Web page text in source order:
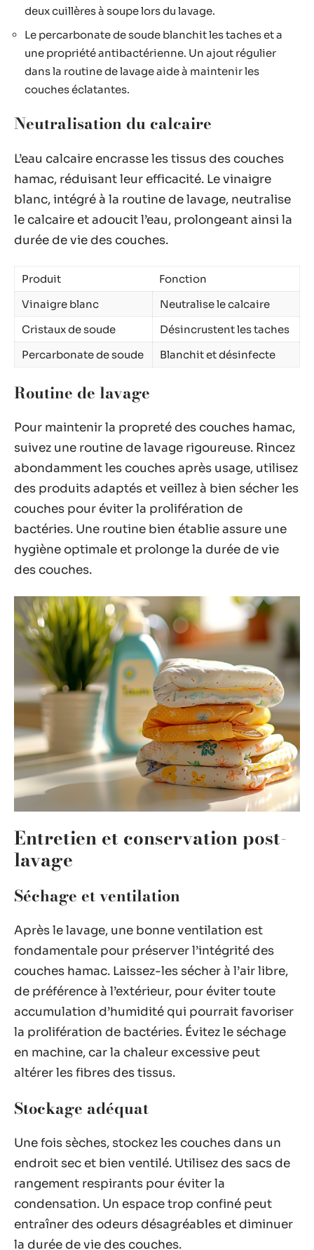
deux cuillères à soupe lors du lavage.
Le percarbonate de soude blanchit les taches et a
une propriété antibactérienne. Un ajout régulier
dans la routine de lavage aide à maintenir les
couches éclatantes.
Neutralisation du calcaire
L’eau calcaire encrasse les tissus des couches
hamac, réduisant leur efficacité. Le vinaigre
blanc, intégré à la routine de lavage, neutralise
le calcaire et adoucit l’eau, prolongeant ainsi la
durée de vie des couches.
Produit
Fonction
Vinaigre blanc
Neutralise le calcaire
Cristaux de soude
Désincrustent les taches
Percarbonate de soude
Blanchit et désinfecte
Routine de lavage
Pour maintenir la propreté des couches hamac,
suivez une routine de lavage rigoureuse. Rincez
abondamment les couches après usage, utilisez
des produits adaptés et veillez à bien sécher les
couches pour éviter la prolifération de
bactéries. Une routine bien établie assure une
hygiène optimale et prolonge la durée de vie
des couches.
Entretien et conservation post-
lavage
Séchage et ventilation
Après le lavage, une bonne ventilation est
fondamentale pour préserver l’intégrité des
couches hamac. Laissez-les sécher à l’air libre,
de préférence à l’extérieur, pour éviter toute
accumulation d’humidité qui pourrait favoriser
la prolifération de bactéries. Évitez le séchage
en machine, car la chaleur excessive peut
altérer les fibres des tissus.
Stockage adéquat
Une fois sèches, stockez les couches dans un
endroit sec et bien ventilé. Utilisez des sacs de
rangement respirants pour éviter la
condensation. Un espace trop confiné peut
entraîner des odeurs désagréables et diminuer
la durée de vie des couches.